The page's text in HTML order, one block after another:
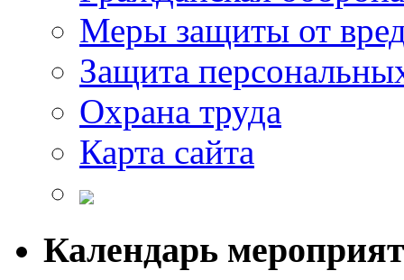
Меры защиты от
Защита
Охрана труда
Карта сайта
Календарь